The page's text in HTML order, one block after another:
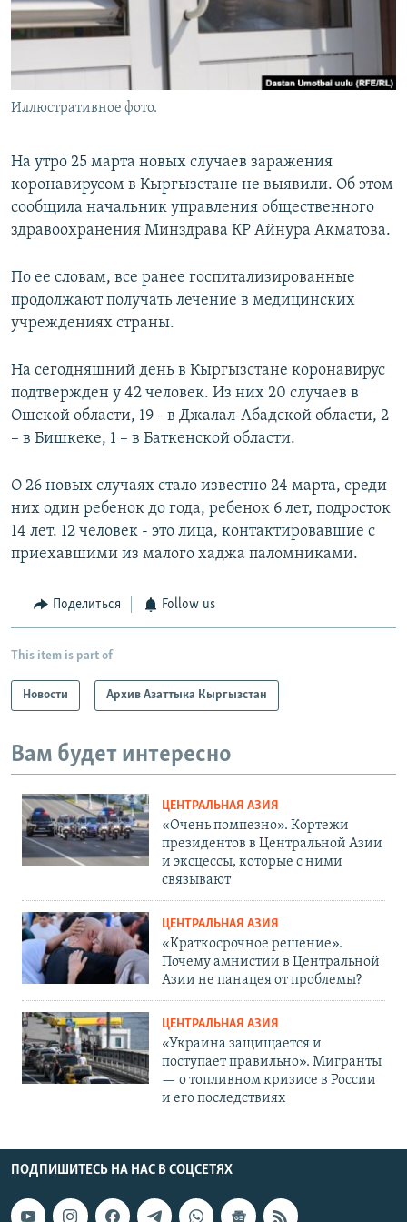
Иллюстративное фото.
На утро 25 марта новых случаев заражения
коронавирусом в Кыргызстане не выявили. Об этом
сообщила начальник управления общественного
здравоохранения Минздрава КР Айнура Акматова.
По ее словам, все ранее госпитализированные
продолжают получать лечение в медицинских
учреждениях страны.
На сегодняшний день в Кыргызстане коронавирус
подтвержден у 42 человек. Из них 20 случаев в
Ошской области, 19 - в Джалал-Абадской области, 2
– в Бишкеке, 1 – в Баткенской области.
О 26 новых случаях стало известно 24 марта, среди
них один ребенок до года, ребенок 6 лет, подросток
14 лет. 12 человек - это лица, контактировавшие с
приехавшими из малого хаджа паломниками.
Поделиться Follow us
This item is part of
Новости Архив Азаттыка Кыргызстан
Вам будет интересно
ЦЕНТРАЛЬНАЯ АЗИЯ
«Очень помпезно». Кортежи
президентов в Центральной Азии
и эксцессы, которые с ними
связывают
ЦЕНТРАЛЬНАЯ АЗИЯ
«Краткосрочное решение».
Почему амнистии в Центральной
Азии не панацея от проблемы?
ЦЕНТРАЛЬНАЯ АЗИЯ
«Украина защищается и
поступает правильно». Мигранты
— о топливном кризисе в России
и его последствиях
ПОДПИШИТЕСЬ НА НАС В СОЦСЕТЯХ